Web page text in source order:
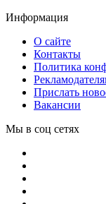
Информация
О сайте
Контакты
Политика
Прислать
Вакансии
Мы в соц сетях